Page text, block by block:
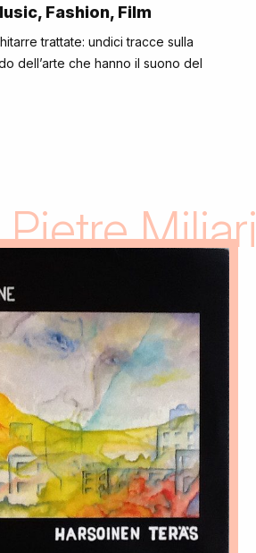
Fashion, Film
trattate: undici tracce sulla
dell’arte che hanno il suono del
Pietre